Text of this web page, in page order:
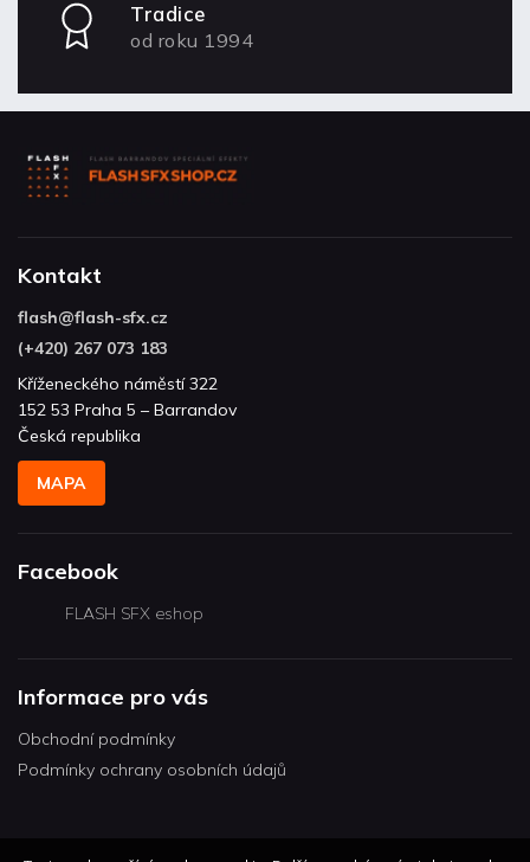
Tradice
od roku 1994
Kontakt
flash@flash-sfx.cz
(+420) 267 073 183
Kříženeckého náměstí 322
152 53 Praha 5 – Barrandov
Česká republika
MAPA
Facebook
FLASH SFX eshop
Informace pro vás
Obchodní podmínky
Podmínky ochrany osobních údajů